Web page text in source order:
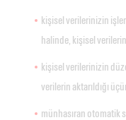
kişisel verilerinizin
halinde, kişisel
kişisel verilerinizin
verilerin aktarıldığı
münhasıran otomatik